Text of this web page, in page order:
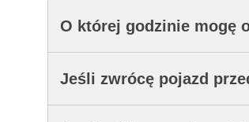
O której godzinie mogę
Jeśli zwrócę pojazd